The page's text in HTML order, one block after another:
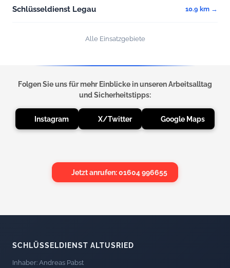
Schlüsseldienst Legau 10.9 km →
Alle Einsatzgebiete
Folgen Sie uns für mehr Einblicke in unseren Arbeitsalltag
und Sicherheitstipps:
Instagram X/Twitter Google Maps
Jetzt anrufen: 01604 996655
SCHLÜSSELDIENST ALTUSRIED
Inhaber: Andreas Pabst